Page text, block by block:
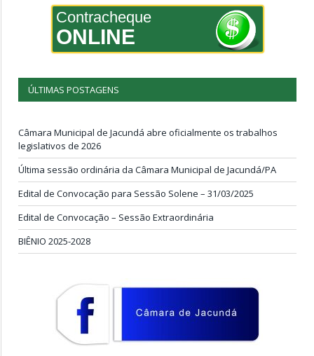
Contracheque
ONLINE
ÚLTIMAS POSTAGENS
Câmara Municipal de Jacundá abre oficialmente os trabalhos
legislativos de 2026
Última sessão ordinária da Câmara Municipal de Jacundá/PA
Edital de Convocação para Sessão Solene – 31/03/2025
Edital de Convocação – Sessão Extraordinária
BIÊNIO 2025-2028